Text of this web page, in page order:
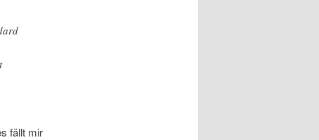
fällt mir